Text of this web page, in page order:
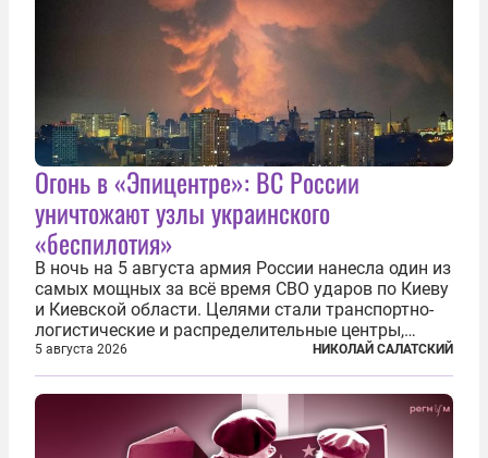
Огонь в «Эпицентре»: ВС России
уничтожают узлы украинского
«беспилотия»
В ночь на 5 августа армия России нанесла один из
самых мощных за всё время СВО ударов по Киеву
и Киевской области. Целями стали транспортно-
логистические и распределительные центры,
которые ВСУ использовали для хранения и
доставки вооружений и грузов военного
назначения. Атака также «накрыла»...
5 августа 2026 НИКОЛАЙ САЛАТСКИЙ